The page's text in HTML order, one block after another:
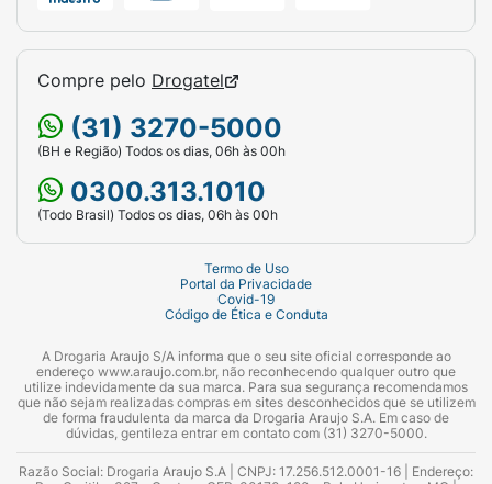
Compre pelo Drogatel
(31) 3270-5000
(BH e Região) Todos os dias, 06h às 00h
0300.313.1010
(Todo Brasil) Todos os dias, 06h às 00h
Termo de Uso
Portal da Privacidade
Covid-19
Código de Ética e Conduta
A Drogaria Araujo S/A informa que o seu site oficial corresponde ao
endereço www.araujo.com.br, não reconhecendo qualquer outro que
utilize indevidamente da sua marca. Para sua segurança recomendamos
que não sejam realizadas compras em sites desconhecidos que se utilizem
de forma fraudulenta da marca da Drogaria Araujo S.A. Em caso de
dúvidas, gentileza entrar em contato com (31) 3270-5000.
Razão Social: Drogaria Araujo S.A | CNPJ: 17.256.512.0001-16 | Endereço: